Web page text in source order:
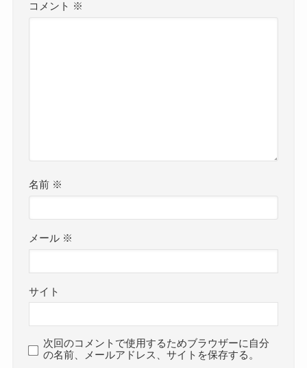
コメント ※
名前 ※
メール ※
サイト
次回のコメントで使用するためブラウザーに自分
の名前、メールアドレス、サイトを保存する。